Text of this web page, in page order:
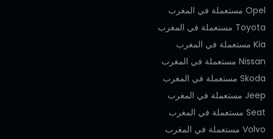
Opel مستعملة في المغرب
Toyota مستعملة في المغرب
Kia مستعملة في المغرب
Nissan مستعملة في المغرب
Skoda مستعملة في المغرب
Jeep مستعملة في المغرب
Seat مستعملة في المغرب
Volvo مستعملة في المغرب